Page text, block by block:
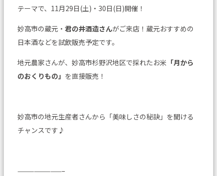
テーマで、11月29日(土)・30日(日)開催！
妙高市の蔵元・ 君の井酒造さんがご来店！蔵元おすすめの
日本酒などを試飲販売予定です。
地元農家さんが、妙高市杉野沢地区で採れたお米 「月から
のおくりもの」 を直接販売！
妙高市の地元生産者さんから「美味しさの秘訣」を聞ける
チャンスです♪
————————–